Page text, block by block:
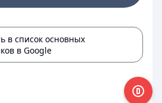
в список основных
в Google